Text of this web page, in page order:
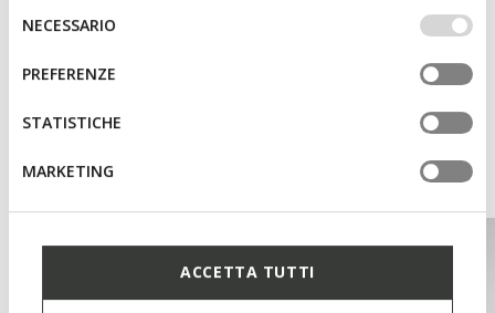
IMPOSTAZIONI potrai anche scegliere quali cookies ed
altri strumenti di tracciamento autorizzare. Per maggiori
informazioni o per modificare in qualsiasi momento le
tue impostazioni, visita la nostra
consenso
NECESSARIO
PREFERENZE
STATISTICHE
MARKETING
ACCETTA TUTTI
You may also like